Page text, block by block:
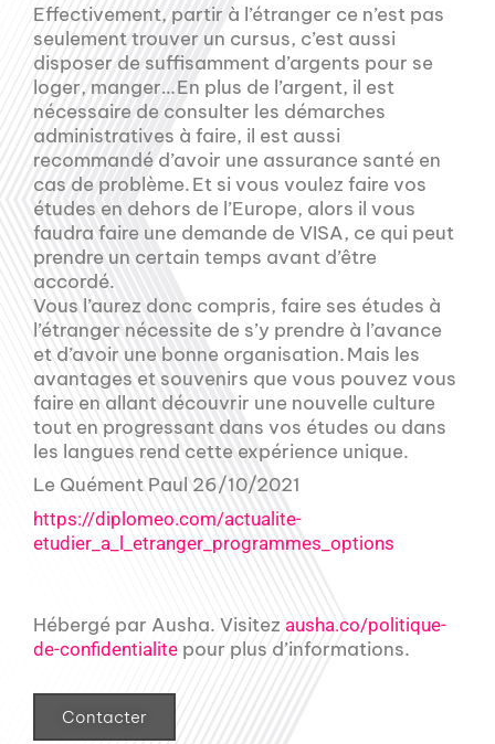
Effectivement, partir à l’étranger ce n’est pas
seulement trouver un cursus, c’est aussi
disposer de suffisamment d’argents pour se
loger, manger… En plus de l’argent, il est
nécessaire de consulter les démarches
administratives à faire, il est aussi
recommandé d’avoir une assurance santé en
cas de problème. Et si vous voulez faire vos
études en dehors de l’Europe, alors il vous
faudra faire une demande de VISA, ce qui peut
prendre un certain temps avant d’être
accordé.
Vous l’aurez donc compris, faire ses études à
l’étranger nécessite de s’y prendre à l’avance
et d’avoir une bonne organisation. Mais les
avantages et souvenirs que vous pouvez vous
faire en allant découvrir une nouvelle culture
tout en progressant dans vos études ou dans
les langues rend cette expérience unique.
Le Quément Paul 26/10/2021
https://diplomeo.com/actualite-
etudier_a_l_etranger_programmes_options
Hébergé par Ausha. Visitez ausha.co/politique-
de-confidentialite pour plus d’informations.
Contacter